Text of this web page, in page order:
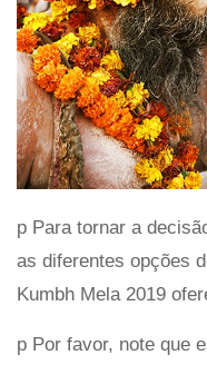
p Para tornar a
as diferentes opções
Kumbh Mela 2019
p Por favor, note que